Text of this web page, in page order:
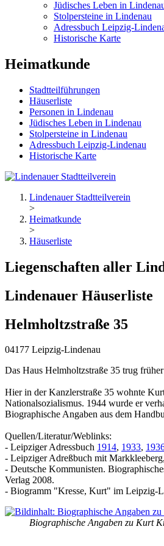
Jüdisches Leben in
Stolpersteine in Lindenau
Adressbuch Leipzig-
Historische Karte
Heimatkunde
Stadtteilführungen
Häuserliste
Personen in Lindenau
Jüdisches Leben in Lindenau
Stolpersteine in Lindenau
Adressbuch Leipzig-Lindenau
Historische Karte
Lindenauer Stadtteilverein
>
Heimatkunde
>
Häuserliste
Liegenschaften aller
Lindenauer Häuserliste
Helmholtzstraße 35
04177 Leipzig-Lindenau
Das Haus Helmholtzstraße 35 trug
Hier in der Kanzlerstraße 35 wohnte
Nationalsozialismus. 1944 wurde er
Biographische Angaben aus dem
Quellen/Literatur/Weblinks:
- Leipziger Adressbuch 1914, 1933,
- Leipziger Adreßbuch mit
- Deutsche Kommunisten.
Verlag 2008.
- Biogramm "Kresse, Kurt" im Leipzig-
Biographische Angaben zu Kurt